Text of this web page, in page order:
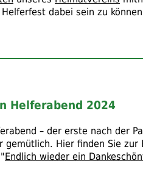
dabei sein zu
Helferabend 2024
– der erste nach der
Hier finden Sie zur
Endlich wieder ein